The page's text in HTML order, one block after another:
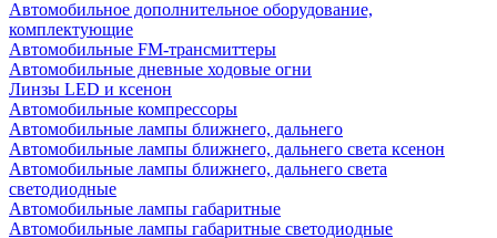
Автомобильное дополнительное оборудование,
комплектующие
Автомобильные FM-трансмиттеры
Автомобильные дневные ходовые огни
Линзы LED и ксенон
Автомобильные компрессоры
Автомобильные лампы ближнего, дальнего
Автомобильные лампы ближнего, дальнего света ксенон
Автомобильные лампы ближнего, дальнего света
светодиодные
Автомобильные лампы габаритные
Автомобильные лампы габаритные светодиодные